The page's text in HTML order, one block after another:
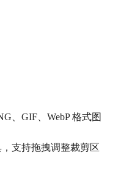
、GIF、WebP 格式图
支持拖拽调整裁剪区